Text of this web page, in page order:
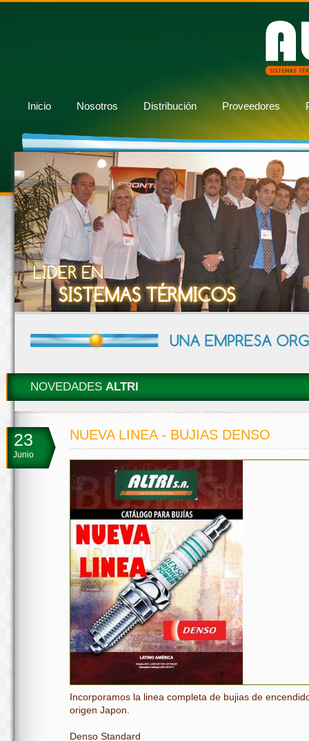
Inicio Nosotros Distribución Proveedores
NOVEDADES ALTRI
23
Junio
NUEVA LINEA - BUJIAS DENSO
Incorporamos la linea completa de bujias de
origen Japon.
Denso Standard